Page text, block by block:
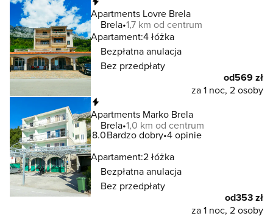
Apartments Lovre Brela
Brela 1,7 km od centrum
Apartament:4 łóżka
Bezpłatna anulacja
Bez przedpłaty
od569 zł
za 1 noc, 2 osoby
Apartments Marko Brela
Brela 1,0 km od centrum
8.0Bardzo dobry 4 opinie
Apartament:2 łóżka
Bezpłatna anulacja
Bez przedpłaty
od353 zł
za 1 noc, 2 osoby